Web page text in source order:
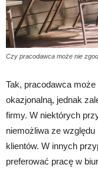
Czy pracodawca może nie
Tak, pracodawca
okazjonalną, jednak
firmy. W niektórych
niemożliwa ze
klientów. W innych
preferować pracę w